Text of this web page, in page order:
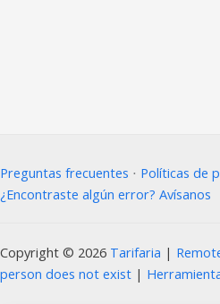
Preguntas frecuentes ⋅ Políticas de
¿Encontraste algún error? Avísanos
Copyright © 2026 Tarifaria |
person does not exist |